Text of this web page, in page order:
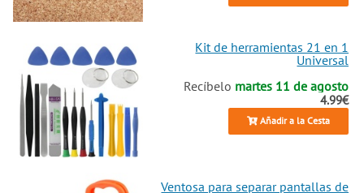
Kit de herramientas 21 en 1
Universal
Recíbelo martes 11 de agosto
4.99€
Añadir a la Cesta
Ventosa para separar pantallas de